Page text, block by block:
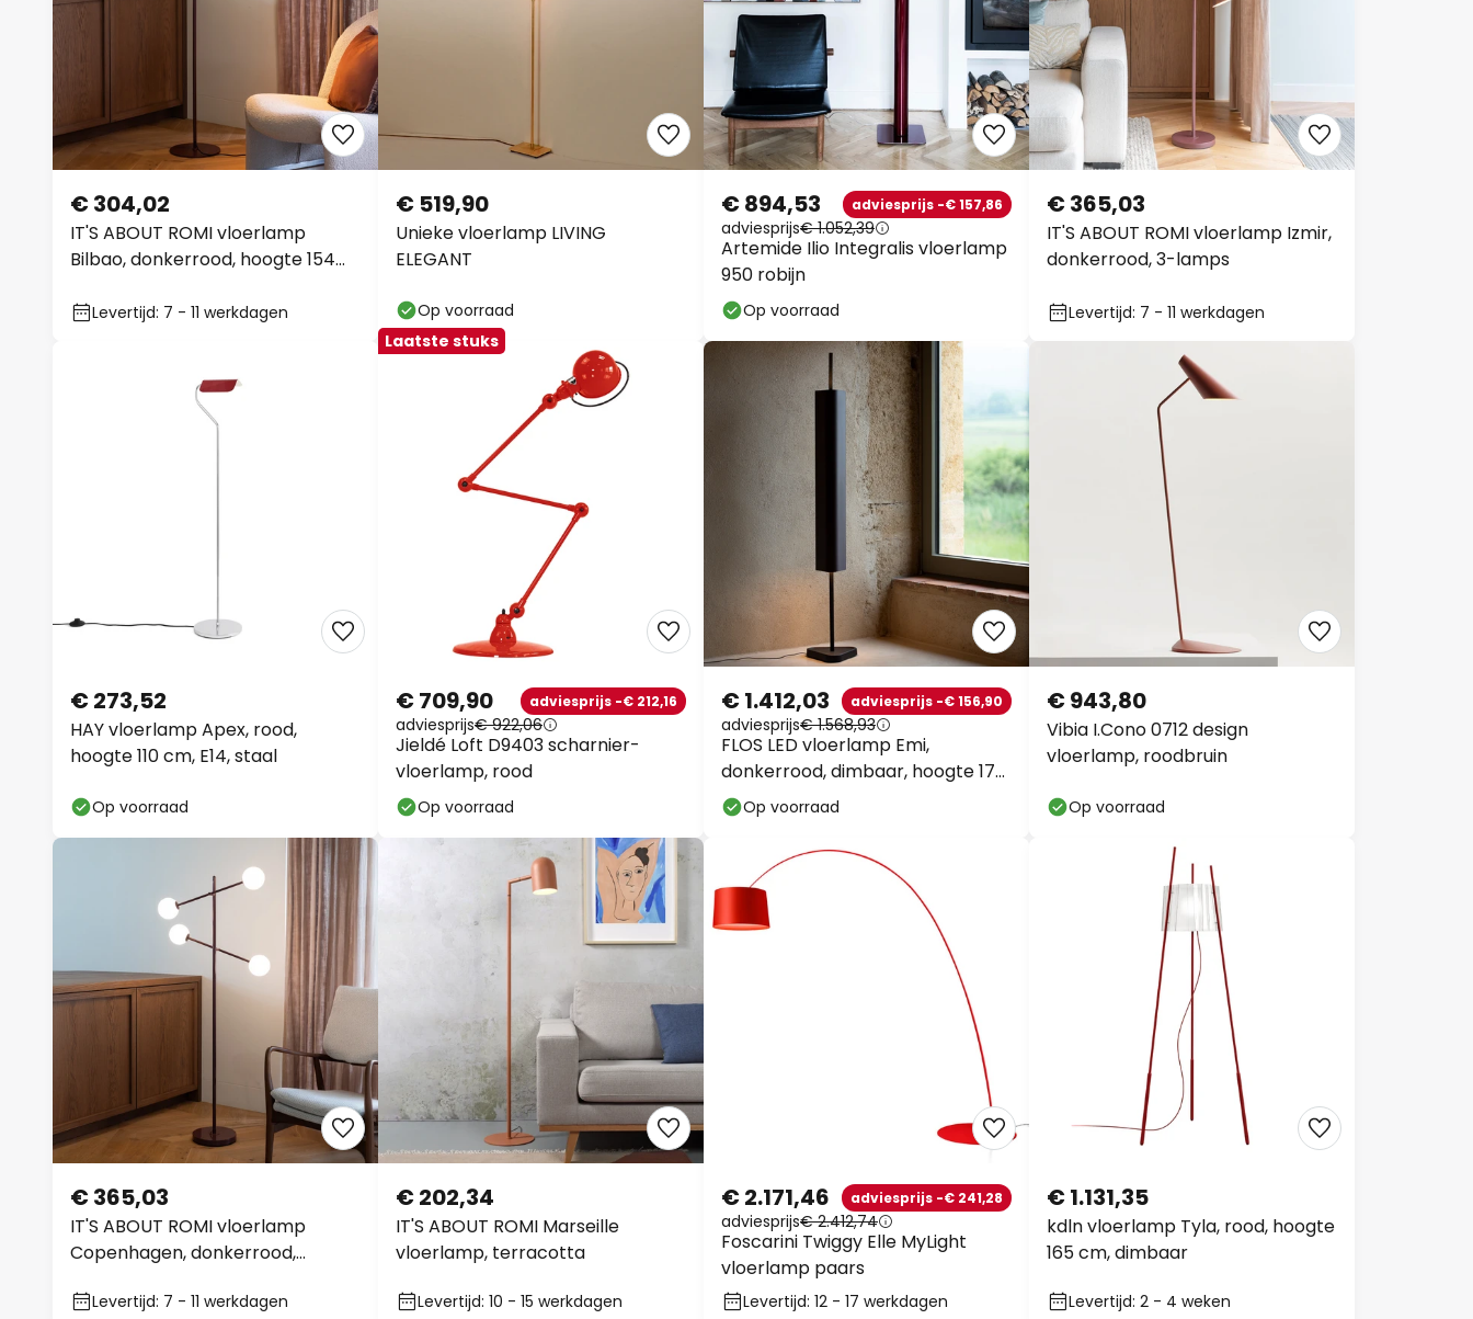
IT'S ABOUT ROMI vloerlamp
Bilbao, donkerrood, hoogte 154
€ 304,02
Levertijd: 7 - 11 werkdagen
Unieke vloerlamp LIVING
ELEGANT
€ 519,90
Op voorraad
Artemide Ilio Integralis vloerlamp
950 robijn
€ 894,53 adviesprijs -€ 157,86
adviesprijs€ 1.052,39
Op voorraad
IT'S ABOUT ROMI vloerlamp Izmir,
donkerrood, 3-lamps
€ 365,03
Levertijd: 7 - 11 werkdagen
HAY vloerlamp Apex, rood,
hoogte 110 cm, E14, staal
€ 273,52
Op voorraad
Laatste stuks
Jieldé Loft D9403 scharnier-
vloerlamp, rood
€ 709,90 adviesprijs -€ 212,16
adviesprijs€ 922,06
Op voorraad
FLOS LED vloerlamp Emi,
donkerrood, dimbaar, hoogte 170
cm
€ 1.412,03 adviesprijs -€ 156,90
adviesprijs€ 1.568,93
Op voorraad
Vibia I.Cono 0712 design
vloerlamp, roodbruin
€ 943,80
Op voorraad
IT'S ABOUT ROMI vloerlamp
Copenhagen, donkerrood,
€ 365,03
Levertijd: 7 - 11 werkdagen
IT'S ABOUT ROMI Marseille
vloerlamp, terracotta
€ 202,34
Levertijd: 10 - 15 werkdagen
Foscarini Twiggy Elle MyLight
vloerlamp paars
€ 2.171,46 adviesprijs -€ 241,28
adviesprijs€ 2.412,74
Levertijd: 12 - 17 werkdagen
kdln vloerlamp Tyla, rood, hoogte
165 cm, dimbaar
€ 1.131,35
Levertijd: 2 - 4 weken